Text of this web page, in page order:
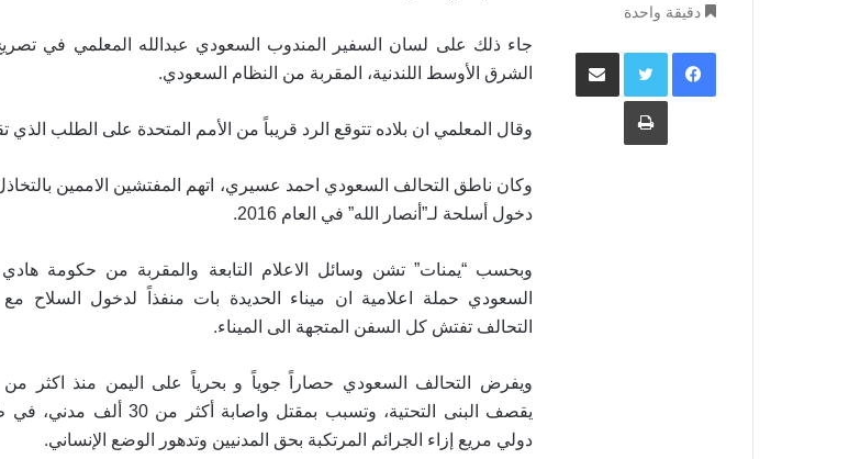
جاء ذلك على لسان السفير المندوب السعودي عبدالله المعلمي في
الشرق الأوسط اللندنية، المقربة من النظام السعودي.
وقال المعلمي ان بلاده تتوقع الرد قريباً من الأمم المتحدة على الطلب الذي
وكان ناطق التحالف السعودي احمد عسيري، اتهم المفتشين الاممين
دخول أسلحة لـ”أنصار الله” في العام 2016
.
وبحسب “يمنات” تشن وسائل الاعلام التابعة والمقربة من حكومة هادي
السعودي حملة اعلامية ان ميناء الحديدة بات منفذاً لدخول السلاح
التحالف تفتش كل السفن المتجهة الى الميناء.
ويفرض التحالف السعودي حصاراً جوياً و بحرياً على اليمن منذ اكثر
يقصف البنى التحتية، وتسبب بمقتل واصابة
دولي مريع إزاء الجرائم المرتكبة بحق المدنيين وتدهور الوضع الإنساني.
دقيقة واحدة
فيسبوك تويتر
طباعة
القوات المسلحة تستهدف هدفاً
بمطار نجران
الكشف عن سبب أزمة لقاحات